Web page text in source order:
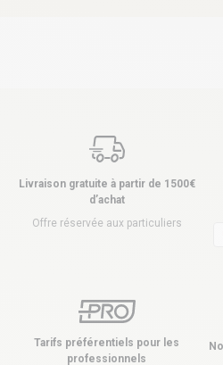
Livraison gratuite à partir de 1500€
d’achat
Offre réservée aux particuliers
Tarifs préférentiels pour les
professionnels